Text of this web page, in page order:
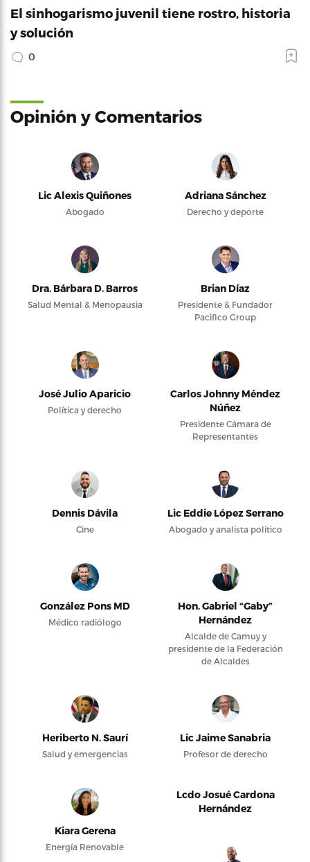
El sinhogarismo juvenil tiene rostro, historia
y solución
0
Opinión y Comentarios
Lic Alexis Quiñones
Abogado
Adriana Sánchez
Derecho y deporte
Dra. Bárbara D. Barros
Salud Mental & Menopausia
Brian Díaz
Presidente & Fundador
Pacifico Group
José Julio Aparicio
Política y derecho
Carlos Johnny Méndez
Núñez
Presidente Cámara de
Representantes
Dennis Dávila
Cine
Lic Eddie López Serrano
Abogado y analista político
González Pons MD
Médico radiólogo
Hon. Gabriel “Gaby”
Hernández
Alcalde de Camuy y
presidente de la Federación
de Alcaldes
Heriberto N. Saurí
Salud y emergencias
Lic Jaime Sanabria
Profesor de derecho
Kiara Gerena
Energía Renovable
Lcdo Josué Cardona
Hernández